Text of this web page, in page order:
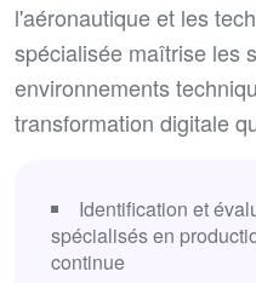
l'aéronautique et les
spécialisée maîtrise les
environnements
transformation digitale
Identification et
spécialisés en
continue